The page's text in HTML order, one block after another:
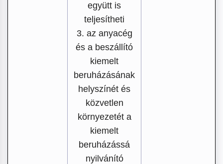
együtt is
teljesítheti
3. az anyacég
és a beszállító
kiemelt
beruházásának
helyszínét és
közvetlen
környezetét a
kiemelt
beruházássá
nyilvánító